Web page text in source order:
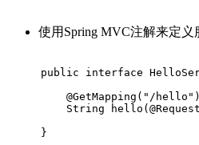
使用Spring MVC注解来定义
public interface
@GetMapping ( "/hello" )
String
hello
}